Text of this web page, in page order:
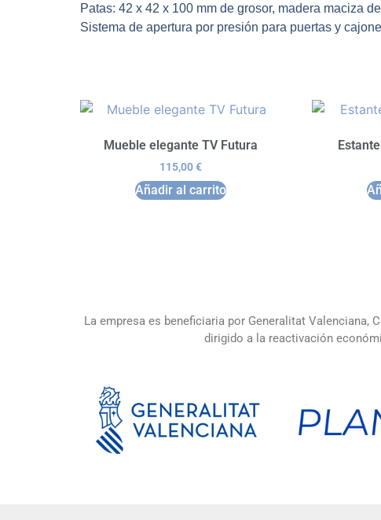
Patas: 42 x 42 x 100 mm de grosor, madera maciza
Sistema de apertura por presión para puertas y
Mueble elegante TV Futura
115,00€
Añadir al carrito
La empresa es beneficiaria por Generalitat Valenciana,
dirigido a la reactivación